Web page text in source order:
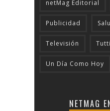
netMag Editorial
Publicidad
Televisión
Un Día Como Hoy
NETMAG